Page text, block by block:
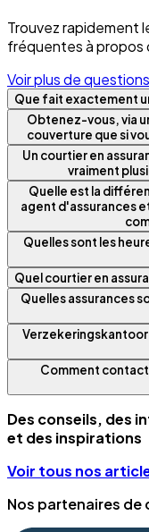
Trouvez rapidement
fréquentes à propos
Voir plus de questions
Que fait exactement
Obtenez-vous, via
couverture que si
Un courtier en
vraiment
Quelle est la
agent d'assurances
Quelles sont les
Quel courtier en
Quelles assurances
Comment
Des conseils, des
et des inspirations
Voir tous nos
Nos partenaires de